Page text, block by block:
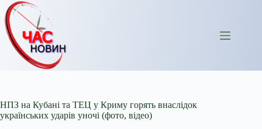
Перейти
до
вмісту
НПЗ на Кубані та ТЕЦ у Криму горять внаслідок
українських ударів уночі (фото, відео)